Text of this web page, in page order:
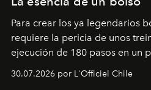
Para crear los ya legendarios
requiere la pericia de unos
ejecución de 180 pasos en un
semanas. Los expertos ponen
que se enseña solamente en
30.07.2026 por L'Officiel Chile